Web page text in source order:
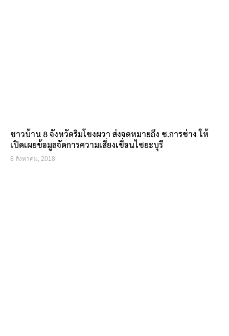
ชาวบ้าน 8 จังหวัดริมโขงผวา ส่งจดหมายถึง ช.การช่าง ให้
เปิดเผยข้อมูลจัดการความเสี่ยงเขื่อนไซยะบุรี
8 สิงหาคม, 2018